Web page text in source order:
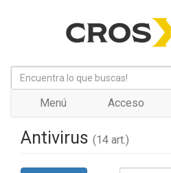
Menú Acceso
Antivirus (14 art.)